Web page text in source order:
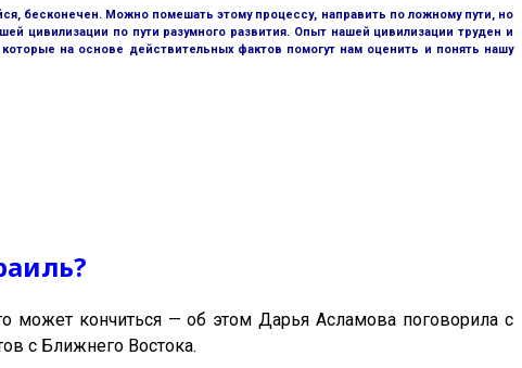
бесконечен. Можно помешать этому процессу, направить по ложному пути, но
цивилизации по пути разумного развития. Опыт нашей цивилизации труден и
на основе действительных фактов помогут нам оценить и понять нашу
кончиться — об этом Дарья Асламова поговорила с
с Ближнего Востока.